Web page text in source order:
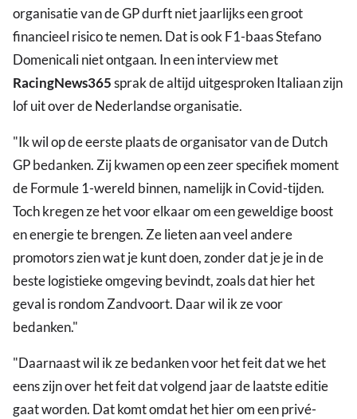
organisatie van de GP durft niet jaarlijks een groot
financieel risico te nemen. Dat is ook F1-baas Stefano
Domenicali niet ontgaan. In een interview met
RacingNews365sprak de altijd uitgesproken Italiaan zijn
lof uit over de Nederlandse organisatie.
"Ik wil op de eerste plaats de organisator van de Dutch
GP bedanken. Zij kwamen op een zeer specifiek moment
de Formule 1-wereld binnen, namelijk in Covid-tijden.
Toch kregen ze het voor elkaar om een geweldige boost
en energie te brengen. Ze lieten aan veel andere
promotors zien wat je kunt doen, zonder dat je je in de
beste logistieke omgeving bevindt, zoals dat hier het
geval is rondom Zandvoort. Daar wil ik ze voor
bedanken."
"Daarnaast wil ik ze bedanken voor het feit dat we het
eens zijn over het feit dat volgend jaar de laatste editie
gaat worden. Dat komt omdat het hier om een privé-